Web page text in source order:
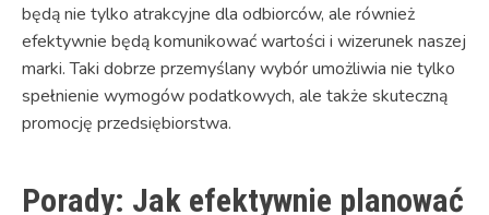
będą nie tylko atrakcyjne dla odbiorców, ale również
efektywnie będą komunikować wartości i wizerunek naszej
marki. Taki dobrze przemyślany wybór umożliwia nie tylko
spełnienie wymogów podatkowych, ale także skuteczną
promocję przedsiębiorstwa.
Porady: Jak efektywnie planować